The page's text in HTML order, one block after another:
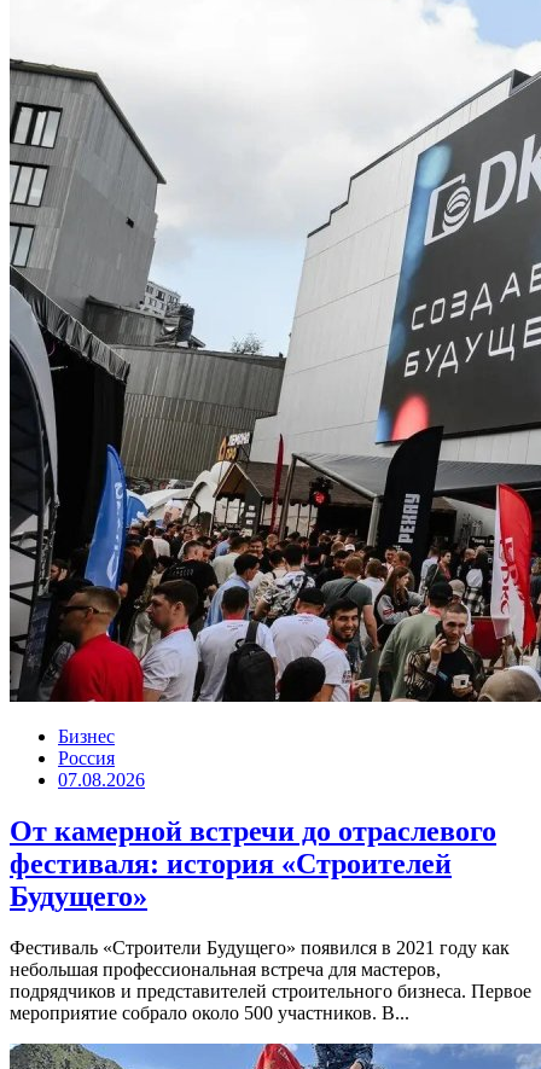
Бизнес
Россия
07.08.2026
От камерной встречи до отраслевого
фестиваля: история «Строителей
Будущего»
Фестиваль «Строители Будущего» появился в 2021 году как
небольшая профессиональная встреча для мастеров,
подрядчиков и представителей строительного бизнеса. Первое
мероприятие собрало около 500 участников. В...